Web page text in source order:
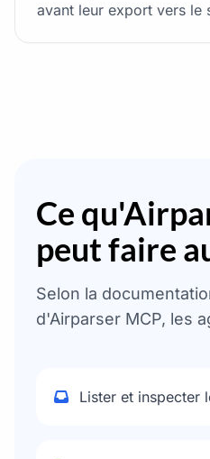
avant leur export vers le
Ce
peut faire
Selon la
d'Airparser MCP, les
Lister et inspecter